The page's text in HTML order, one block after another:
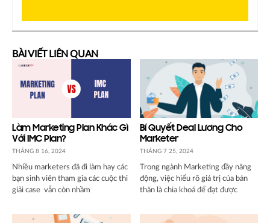
BÀI VIẾT LIÊN QUAN
Làm Marketing Plan Khác Gì
Với IMC Plan?
THÁNG 8 16, 2024
Nhiều marketers đã đi làm hay các
bạn sinh viên tham gia các cuộc thi
giải case vẫn còn nhầm
Bí Quyết Deal Lương Cho
Marketer
THÁNG 7 25, 2024
Trong ngành Marketing đầy năng
động, việc hiểu rõ giá trị của bản
thân là chìa khoá để đạt được